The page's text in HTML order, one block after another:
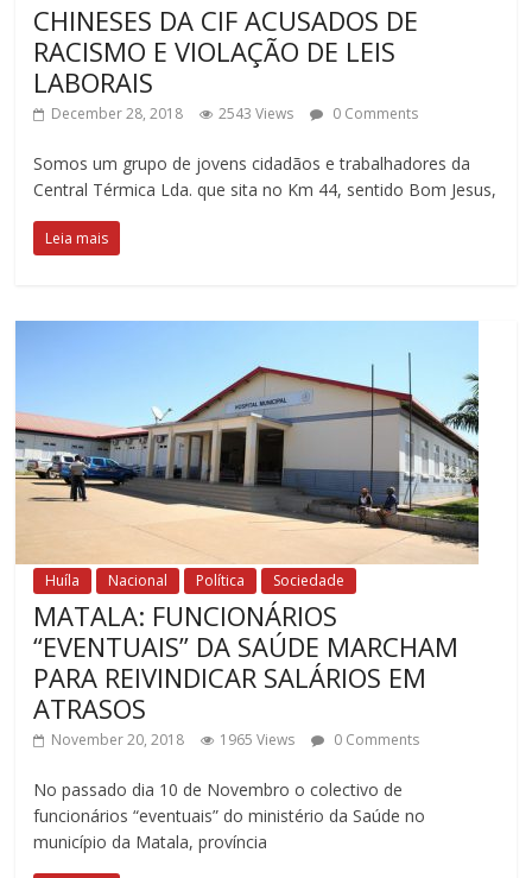
CHINESES DA CIF ACUSADOS DE
RACISMO E VIOLAÇÃO DE LEIS
LABORAIS
December 28, 2018 2543 Views 0 Comments
Somos um grupo de jovens cidadãos e trabalhadores da
Central Térmica Lda. que sita no Km 44, sentido Bom Jesus,
Leia mais
Huíla Nacional Política Sociedade
MATALA: FUNCIONÁRIOS
“EVENTUAIS” DA SAÚDE MARCHAM
PARA REIVINDICAR SALÁRIOS EM
ATRASOS
November 20, 2018 1965 Views 0 Comments
No passado dia 10 de Novembro o colectivo de
funcionários “eventuais” do ministério da Saúde no
município da Matala, província